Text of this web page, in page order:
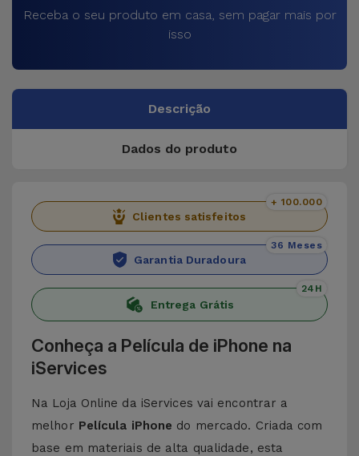
Receba o seu produto em casa, sem pagar mais por
isso
Descrição
Dados do produto
Clientes satisfeitos
+ 100.000
Garantia Duradoura
36 Meses
Entrega Grátis
24H
Conheça a Película de iPhone na
iServices
Na Loja Online da iServices vai encontrar a
melhor Película iPhone do mercado. Criada com
base em materiais de alta qualidade, esta